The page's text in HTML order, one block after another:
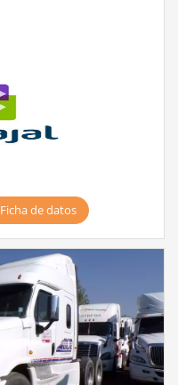
Ficha de datos